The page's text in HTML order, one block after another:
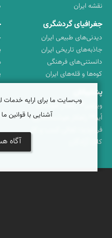
نقشه ایران
جغرافیای گردشگری
دیدنی‌های طبیعی ایران
جاذبه‌های تاریخی ایران
دانستنی‌های فرهنگی
کوه‌ها و قله‌های ایران
پشتیبانان
ویراویر™ راهکار هوشمند
اُیو™ راهکار هوشمندسازی
فرداپدید؛ تعالی کسب و کار
کلک آزادگان
وب‌سایت ما برای ارایه خدمات
آشنایی با قوانین
آگاه